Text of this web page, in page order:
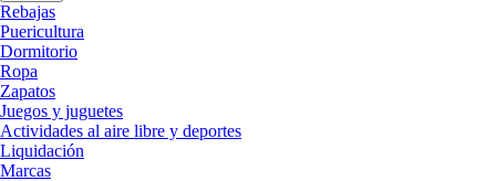
Rebajas
Puericultura
Dormitorio
Ropa
Zapatos
Juegos y juguetes
Actividades al aire libre y deportes
Liquidación
Marcas